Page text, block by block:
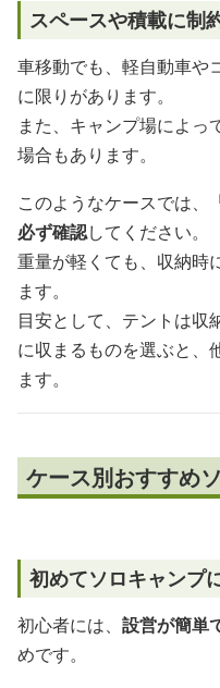
スペースや積載に制
車移動でも、軽自動車や
に限りがあります。
また、キャンプ場によっ
場合もあります。
このようなケースでは、
必ず確認してください。
重量が軽くても、収納時
ます。
目安として、テントは収
に収まるものを選ぶと、
ます。
ケース別おすすめ
初めてソロキャンプ
初心者には、 設営が簡単
めです。